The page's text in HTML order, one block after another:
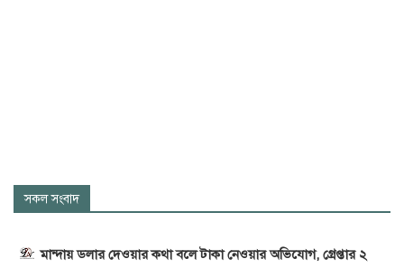
সকল সংবাদ
মান্দায় ডলার দেওয়ার কথা বলে টাকা নেওয়ার অভিযোগ, গ্রেপ্তার ২